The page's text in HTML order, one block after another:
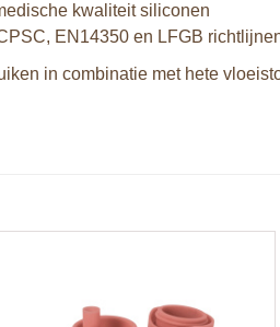
kwaliteit siliconen
EN14350 en LFGB
in combinatie met hete